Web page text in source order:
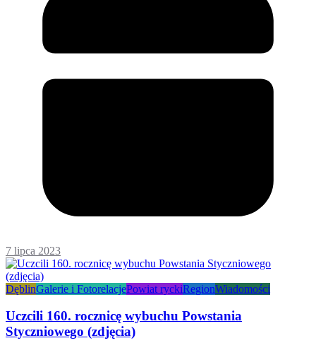
7 lipca 2023
DęblinGalerie i FotorelacjePowiat ryckiRegionWiadomości
Uczcili 160. rocznicę wybuchu Powstania
Styczniowego (zdjęcia)